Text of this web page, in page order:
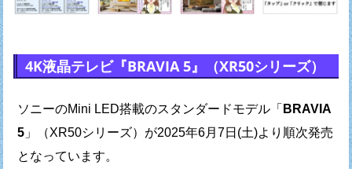
4K液晶テレビ『BRAVIA 5』（XR50シリーズ）
ソニーのMini LED搭載のスタンダードモデル「 BRAVIA
5」（XR50シリーズ）が2025年6月7日(土)より順次発売
となっています。